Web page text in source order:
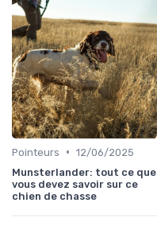
Pointeurs • 12/06/2025
Munsterlander: tout ce que
vous devez savoir sur ce
chien de chasse